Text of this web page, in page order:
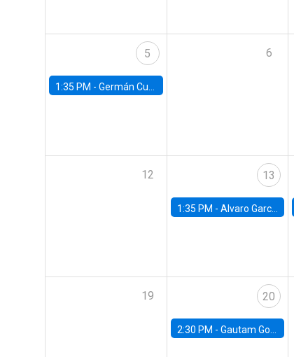
5
1:35 PM - Germán Cubas, University of Houston
6
12 13
1:35 PM - Alvaro Garcia-Marin, Universidad de Los Andes
19 20
2:30 PM - Gautam Gowrisankaran, Columbia University